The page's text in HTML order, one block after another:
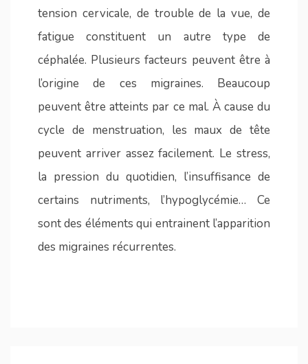
tension cervicale, de trouble de la vue, de
fatigue constituent un autre type de
céphalée. Plusieurs facteurs peuvent être à
l’origine de ces migraines. Beaucoup
peuvent être atteints par ce mal. À cause du
cycle de menstruation, les maux de tête
peuvent arriver assez facilement. Le stress,
la pression du quotidien, l’insuffisance de
certains nutriments, l’hypoglycémie… Ce
sont des éléments qui entrainent l’apparition
des migraines récurrentes.